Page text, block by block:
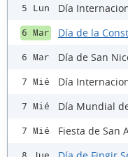
5 Lun Día
6 Mar Día de la
6 Mar Día de San
7 Mié Día
7 Mié Día Mundial
7 Mié Fiesta de San